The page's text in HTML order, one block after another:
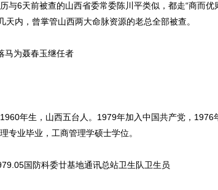
6天前被查的山西省委常委陈川平类似，都走“商而优
天内，曾掌管山西两大命脉资源的老总全部被查。
为聂春玉继任者
年生，山西五台人。1979年加入中国共产党，1976
专业毕业，工商管理学硕士学位。
国防科委廿基地通讯总站卫生队卫生员